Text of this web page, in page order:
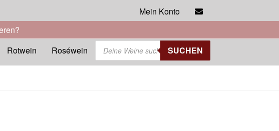
Mein Konto
Rotwein Roséwein
Products
search SUCHEN